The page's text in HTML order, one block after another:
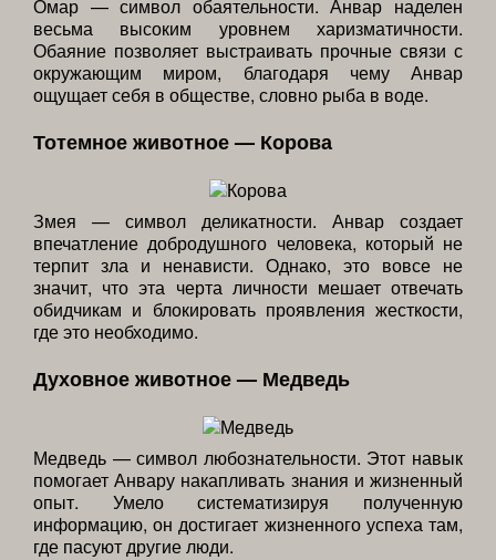
Омар — символ обаятельности. Анвар наделен
весьма высоким уровнем харизматичности.
Обаяние позволяет выстраивать прочные связи с
окружающим миром, благодаря чему Анвар
ощущает себя в обществе, словно рыба в воде.
Тотемное животное — Корова
Змея — символ деликатности. Анвар создает
впечатление добродушного человека, который не
терпит зла и ненависти. Однако, это вовсе не
значит, что эта черта личности мешает отвечать
обидчикам и блокировать проявления жесткости,
где это необходимо.
Духовное животное — Медведь
Медведь — символ любознательности. Этот навык
помогает Анвару накапливать знания и жизненный
опыт. Умело систематизируя полученную
информацию, он достигает жизненного успеха там,
где пасуют другие люди.